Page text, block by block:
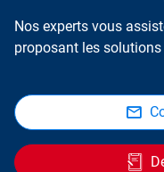
Nos experts vous
proposant les